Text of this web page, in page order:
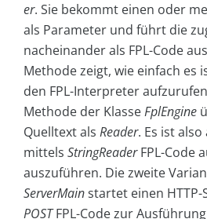
er. Sie bekommt einen oder
als Parameter und führt die
nacheinander als FPL-Code
Methode zeigt, wie einfach es
den FPL-Interpreter
Methode der KlasseFplEngine
Quelltext als Reader. Es ist
mittels StringReaderFPL-Code
auszuführen. Die zweite
ServerMainstartet einen
POSTFPL-Code zur